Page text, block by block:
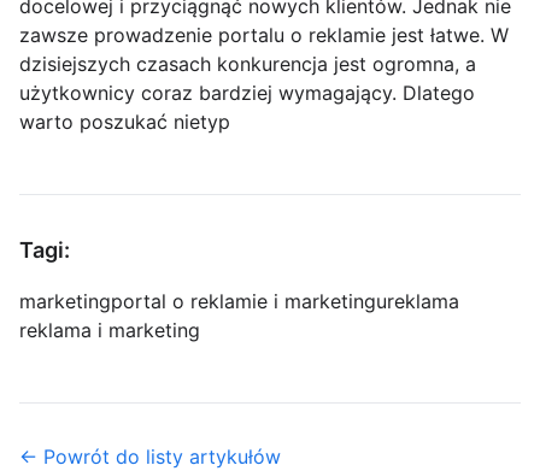
docelowej i przyciągnąć nowych klientów. Jednak nie
zawsze prowadzenie portalu o reklamie jest łatwe. W
dzisiejszych czasach konkurencja jest ogromna, a
użytkownicy coraz bardziej wymagający. Dlatego
warto poszukać nietyp
Tagi:
marketingportal o reklamie i marketingureklama
reklama i marketing
← Powrót do listy artykułów